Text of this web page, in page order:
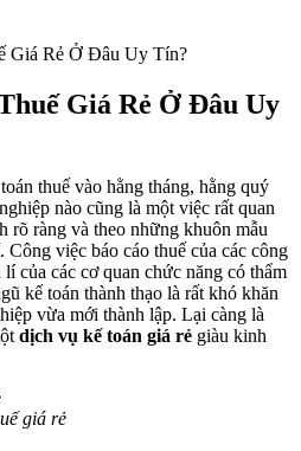
Giá Rẻ Ở Đâu Uy Tín?
Giá Rẻ Ở Đâu Uy
thuế vào hằng tháng, hằng quý
nào cũng là một việc rất quan
rõ ràng và theo những khuôn mẫu
việc báo cáo thuế của các công
của các cơ quan chức năng có thẩm
kế toán thành thạo là rất khó khăn
vừa mới thành lập. Lại càng là
dịch vụ kế toán giá rẻ giàu kinh
giá rẻ